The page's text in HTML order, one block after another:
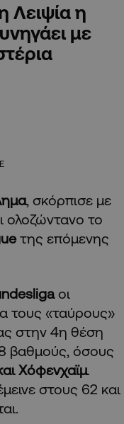
Λειψία η
με
, σκόρπισε με
ολοζώντανο το
της επόμενης
οι
τους «ταύρους»
στην 4η θέση
βαθμούς, όσους
Χόφενχαϊμ.
στους 62 και